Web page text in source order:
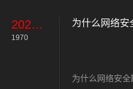
2023-11-10
1970
为什么网络安全